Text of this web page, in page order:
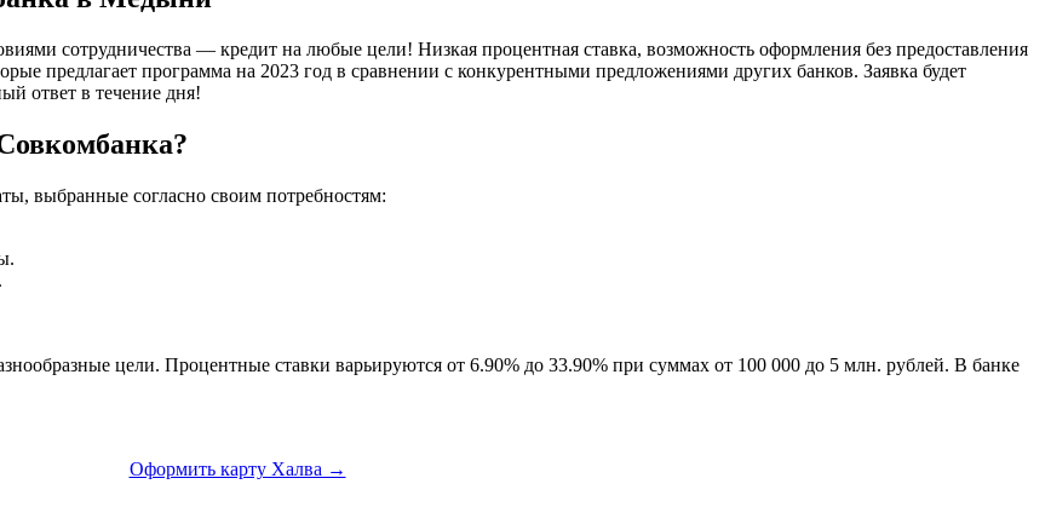
сотрудничества — кредит на любые цели! Низкая процентная ставка, возможность оформления без предоставления
предлагает программа на 2023 год в сравнении с конкурентными предложениями других банков. Заявка будет
ответ в течение дня!
выбранные согласно своим потребностям:
цели. Процентные ставки варьируются от 6.90% до 33.90% при суммах от 100 000 до 5 млн. рублей. В банке
Оформить карту Халва →